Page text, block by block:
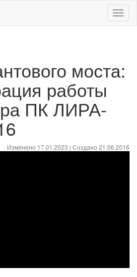
моста:
работы
ПК ЛИРА-
Изменено 17.01.2023 | Создано 21.06.2016